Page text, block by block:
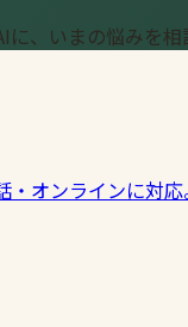
、いまの悩みを相
オンラインに対応